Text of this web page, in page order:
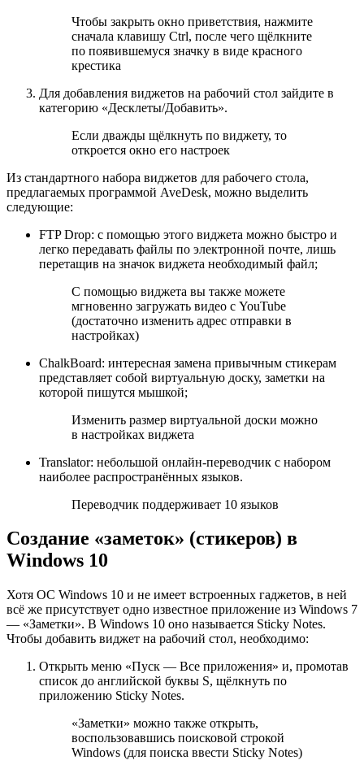
Чтобы закрыть окно приветствия, нажмите
сначала клавишу Ctrl, после чего щёлкните
по появившемуся значку в виде красного
крестика
Для добавления виджетов на рабочий стол зайдите в
категорию «Десклеты/Добавить».
Если дважды щёлкнуть по виджету, то
откроется окно его настроек
Из стандартного набора виджетов для рабочего стола,
предлагаемых программой AveDesk, можно выделить
следующие:
FTP Drop: с помощью этого виджета можно быстро и
легко передавать файлы по электронной почте, лишь
перетащив на значок виджета необходимый файл;
С помощью виджета вы также можете
мгновенно загружать видео с YouTube
(достаточно изменить адрес отправки в
настройках)
ChalkBoard: интересная замена привычным стикерам
представляет собой виртуальную доску, заметки на
которой пишутся мышкой;
Изменить размер виртуальной доски можно
в настройках виджета
Translator: небольшой онлайн-переводчик с набором
наиболее распространённых языков.
Переводчик поддерживает 10 языков
Создание «заметок» (стикеров) в
Windows 10
Хотя ОС Windows 10 и не имеет встроенных гаджетов, в ней
всё же присутствует одно известное приложение из Windows 7
— «Заметки». В Windows 10 оно называется Sticky Notes.
Чтобы добавить виджет на рабочий стол, необходимо:
Открыть меню «Пуск — Все приложения» и, промотав
список до английской буквы S, щёлкнуть по
приложению Sticky Notes.
«Заметки» можно также открыть,
воспользовавшись поисковой строкой
Windows (для поиска ввести Sticky Notes)